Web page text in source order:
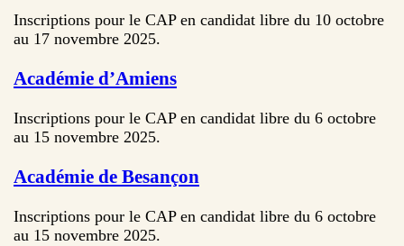
Inscriptions pour le CAP en candidat libre du 10 octobre
au 17 novembre 2025.
Académie d’Amiens
Inscriptions pour le CAP en candidat libre du 6 octobre
au 15 novembre 2025.
Académie de Besançon
Inscriptions pour le CAP en candidat libre du 6 octobre
au 15 novembre 2025.